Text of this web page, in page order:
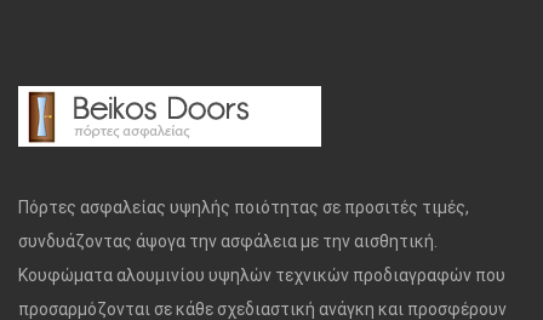
Πόρτες ασφαλείας υψηλής ποιότητας σε προσιτές τιμές,
συνδυάζοντας άψογα την ασφάλεια με την αισθητική.
Κουφώματα αλουμινίου υψηλών τεχνικών προδιαγραφών που
προσαρμόζονται σε κάθε σχεδιαστική ανάγκη και προσφέρουν